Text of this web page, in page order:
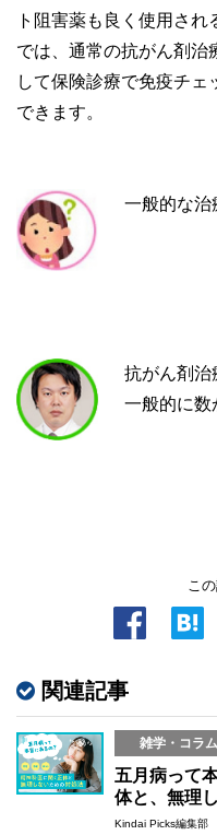
ト阻害薬も良く使用さ
では、通常の抗がん剤治
して保険診療で免疫チ
できます。
一般的な治
抗がん剤治
一般的に数
こ
関連記事
雑学・コラム
五月病って
体と、無理
Kindai Picks編集部